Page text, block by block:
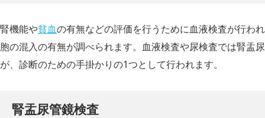
腎機能や貧血の有無などの評価を行うために血液検査が行わ
胞の混入の有無が調べられます。血液検査や尿検査では腎盂
が、診断のための手掛かりの1つとして行われます。
腎盂尿管鏡検査